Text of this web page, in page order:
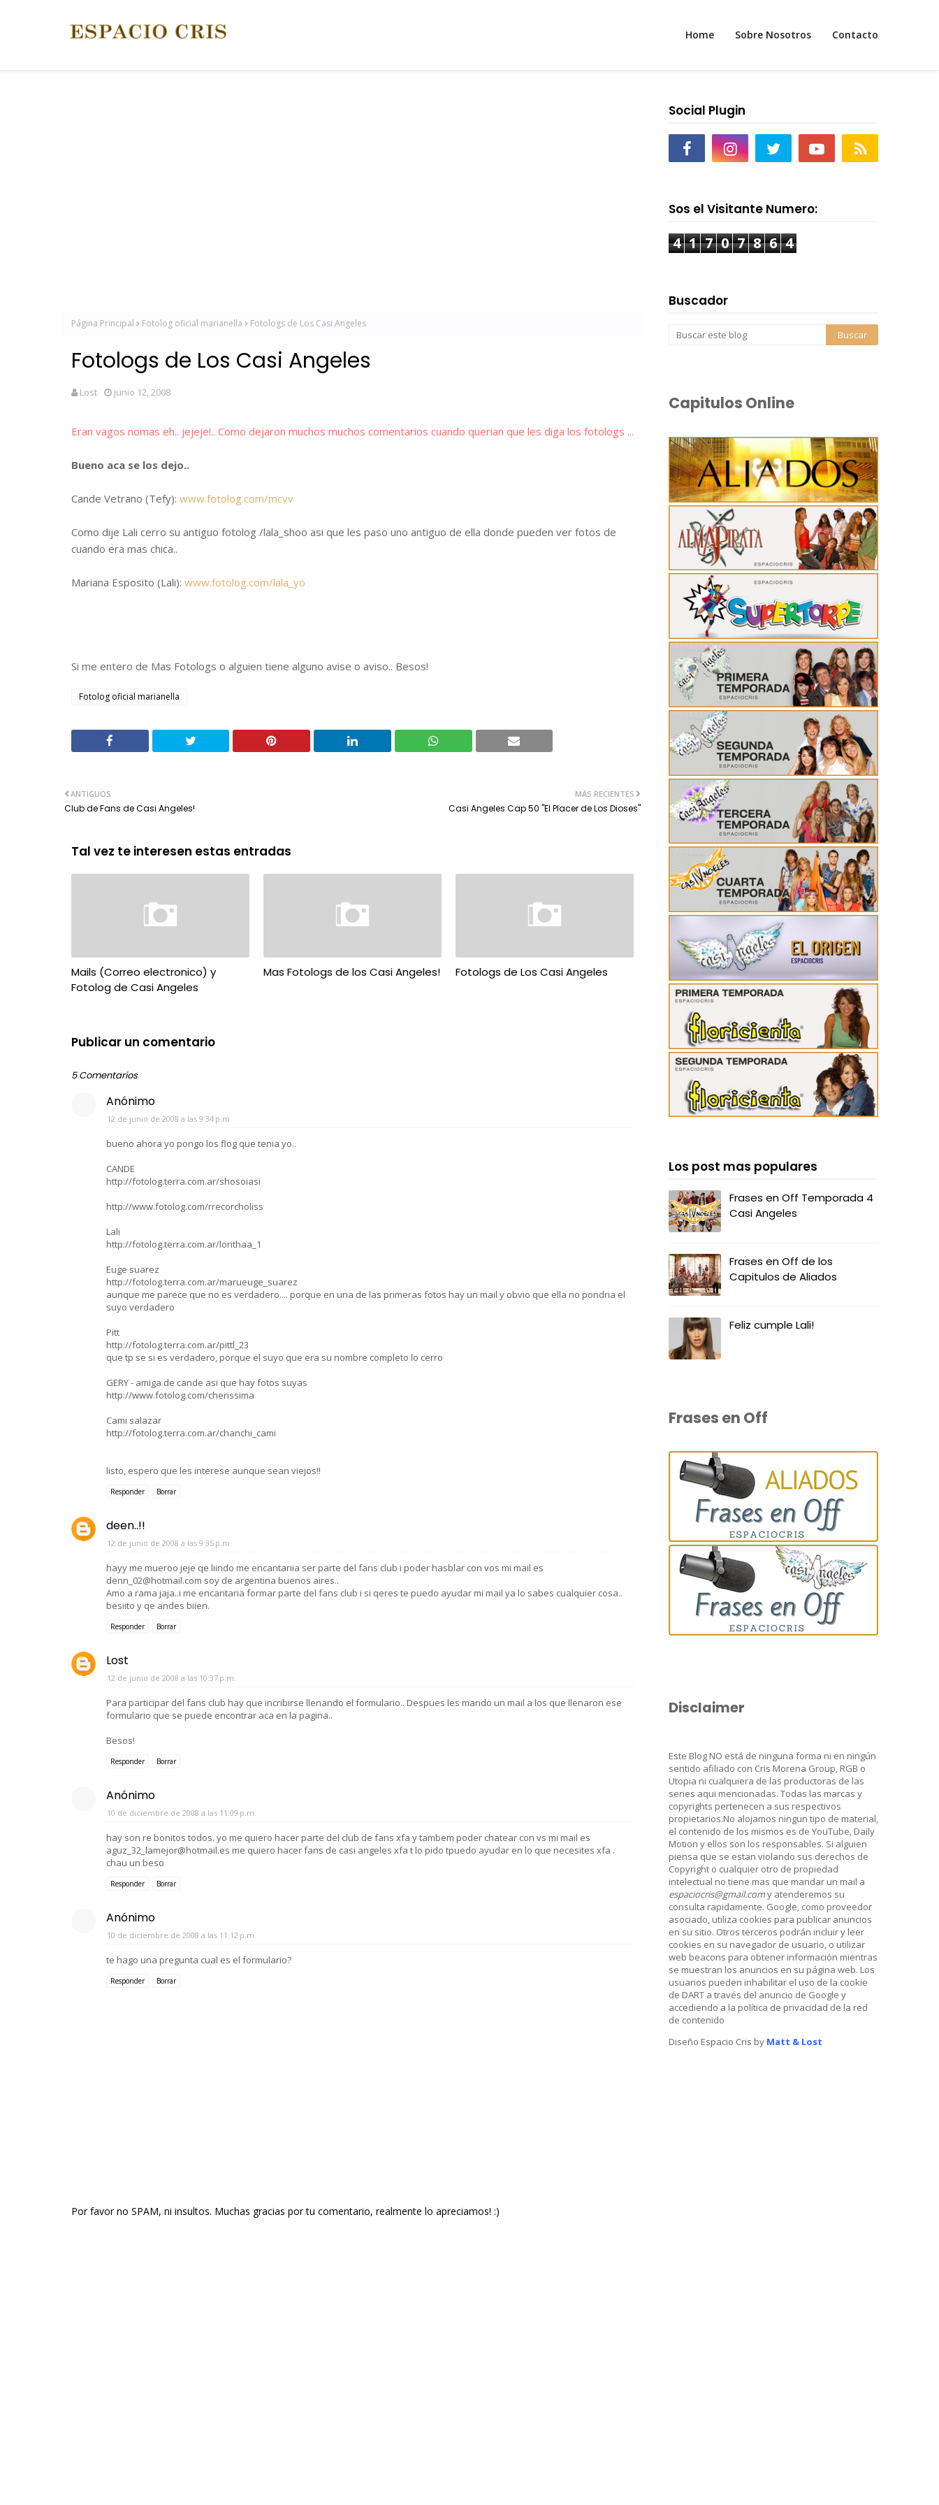
Home Sobre Nosotros Contacto
Página Principal Fotolog oficial marianella Fotologs de Los Casi Angeles
Fotologs de Los Casi Angeles
Lost junio 12, 2008
Eran vagos nomas eh.. jejeje!.. Como dejaron muchos muchos comentarios cuando querian que les diga los fotologs ...
Bueno aca se los dejo..
Cande Vetrano (Tefy): www.fotolog.com/mcvv
Como dije Lali cerro su antiguo fotolog /lala_shoo asi que les paso uno antiguo de ella donde pueden ver fotos de
cuando era mas chica..
Mariana Esposito (Lali): www.fotolog.com/lala_yo
Si me entero de Mas Fotologs o alguien tiene alguno avise o aviso.. Besos!
Fotolog oficial marianella
MÁS RECIENTES
Casi Angeles Cap 50 "El Placer de Los Dioses"
ANTIGUOS
Club de Fans de Casi Angeles!
Tal vez te interesen estas entradas
Mails (Correo electronico) y
Fotolog de Casi Angeles
Mas Fotologs de los Casi Angeles! Fotologs de Los Casi Angeles
Publicar un comentario
5 Comentarios
Anónimo
12 de junio de 2008 a las 9:34 p.m.
bueno ahora yo pongo los flog que tenia yo..
CANDE
http://fotolog.terra.com.ar/shosoiasi
http://www.fotolog.com/rrecorcholiss
Lali
http://fotolog.terra.com.ar/lorithaa_1
Euge suarez
http://fotolog.terra.com.ar/marueuge_suarez
aunque me parece que no es verdadero.... porque en una de las primeras fotos hay un mail y obvio que ella no pondria el
suyo verdadero
Pitt
http://fotolog.terra.com.ar/pittl_23
que tp se si es verdadero, porque el suyo que era su nombre completo lo cerro
GERY - amiga de cande asi que hay fotos suyas
http://www.fotolog.com/cherissima
Cami salazar
http://fotolog.terra.com.ar/chanchi_cami
listo, espero que les interese aunque sean viejos!!
Responder Borrar
deen..!!
12 de junio de 2008 a las 9:35 p.m.
hayy me mueroo jeje qe liindo me encantariia ser parte del fans club i poder hasblar con vos mi mail es
denn_02@hotmail.com soy de argentina buenos aires..
Amo a rama jaja..i me encantaria formar parte del fans club i si qeres te puedo ayudar mi mail ya lo sabes cualquier cosa..
besiito y qe andes biien.
Responder Borrar
Lost
12 de junio de 2008 a las 10:37 p.m.
Para participar del fans club hay que incribirse llenando el formulario.. Despues les mando un mail a los que llenaron ese
formulario que se puede encontrar aca en la pagina..
Besos!
Responder Borrar
Anónimo
10 de diciembre de 2008 a las 11:09 p.m.
hay son re bonitos todos. yo me quiero hacer parte del club de fans xfa y tambem poder chatear con vs mi mail es
aguz_32_lamejor@hotmail.es me quiero hacer fans de casi angeles xfa t lo pido tpuedo ayudar en lo que necesites xfa .
chau un beso
Responder Borrar
Anónimo
10 de diciembre de 2008 a las 11:12 p.m.
te hago una pregunta cual es el formulario?
Responder Borrar
Por favor no SPAM, ni insultos. Muchas gracias por tu comentario, realmente lo apreciamos! :)
Social Plugin
Sos el Visitante Numero:
4 1 7 0 7 8 6 4
Buscador
Capitulos Online
Los post mas populares
Frases en Off Temporada 4
Casi Angeles
Frases en Off de los
Capitulos de Aliados
Feliz cumple Lali!
Frases en Off
Disclaimer
Este Blog NO está de ninguna forma ni en ningún
sentido afiliado con Cris Morena Group, RGB o
Utopia ni cualquiera de las productoras de las
series aqui mencionadas. Todas las marcas y
copyrights pertenecen a sus respectivos
propietarios.No alojamos ningun tipo de material,
el contenido de los mismos es de YouTube, Daily
Motion y ellos son los responsables. Si alguien
piensa que se estan violando sus derechos de
Copyright o cualquier otro de propiedad
intelectual no tiene mas que mandar un mail a
espaciocris@gmail.comy atenderemos su
consulta rapidamente. Google, como proveedor
asociado, utiliza cookies para publicar anuncios
en su sitio. Otros terceros podrán incluir y leer
cookies en su navegador de usuario, o utilizar
web beacons para obtener información mientras
se muestran los anuncios en su página web. Los
usuarios pueden inhabilitar el uso de la cookie
de DART a través del anuncio de Google y
accediendo a la política de privacidad de la red
de contenido
Diseño Espacio Cris by Matt & Lost